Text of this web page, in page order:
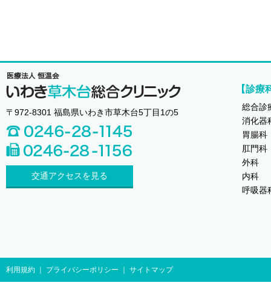
〒972-8301 福島県いわき市草木台5丁目1の5
交通アクセスを見る
【診療
総合診
消化器
胃腸科
肛門科
外科
内科
呼吸器
利用規約 プライバシーポリシー サイトマップ